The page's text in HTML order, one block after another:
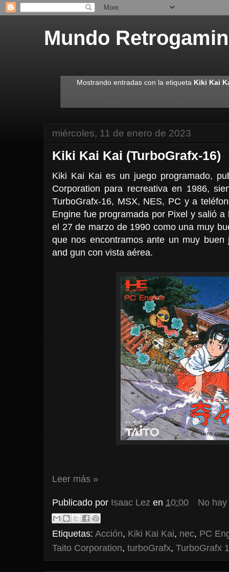
Mundo
Mostrando entradas con la etiqueta Kiki Kai
miércoles, 11 de enero de 2023
Kiki Kai Kai (TurboGrafx-16)
Kiki Kai Kai es un juego programado,
Corporation para recreativa en 1986,
TurboGrafx-16, MSX, NES, PC y a
Engine fue programada por Pixel y salió
el 27 de marzo de 1990 como una muy
que nos encontramos ante un muy
and gun con vista aérea.
Leer más »
Publicado por Isaac Lez en 10:00 No
Etiquetas: Acción, Kiki Kai Kai, nec, PC
Taito Corporation, turboGrafx, TurboGrafx